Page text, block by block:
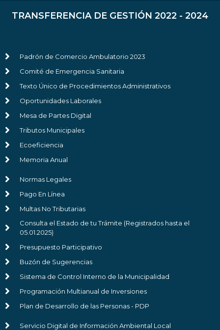
TRANSFERENCIA DE GESTIÓN 2022 - 2024
Padrón de Comercio Ambulatorio 2023
Comité de Emergencia Sanitaria
Texto Único de Procedimientos Administrativos
Oportunidades Laborales
Mesa de Partes Digital
Tributos Municipales
Ecoeficiencia
Memoria Anual
Normas Legales
Pago En Línea
Multas No Tributarias
Consulta el Estado de tu Trámite (Registrados hasta el
05.01.2025)
Presupuesto Participativo
Buzón de Sugerencias
Sistema de Control Interno de la Municipalidad
Programación Multianual de Inversiones
Plan de Desarrollo de las Personas - PDP
Servicio Digital de Información Ambiental Local